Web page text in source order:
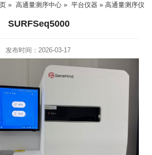
» 高通量测序中心 » 平台仪器 » 高通量测序仪
SURFSeq5000
发布时间：2026-03-17